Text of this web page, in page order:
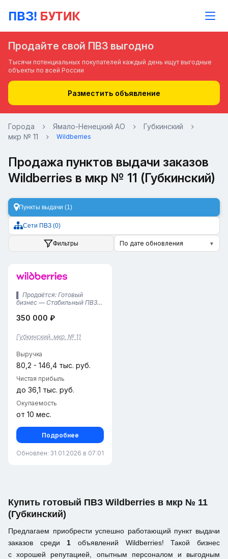
Продайте свой ПВЗ выгодно
Тысячи потенциальных покупателей каждый день ищут выгодные
объекты по всей России
Разместить объявление
Города Ямало-Ненецкий АО
Губкинский
мкр № 11
Wildberries
Продажа пунктов выдачи заказов
Wildberries в мкр № 11 (Губкинский)
Пункты выдачи (1)
Сети ПВЗ (0)
Фильтры По дате обновления ▼
▌ Продаётся: Готовый
бизнес — Стабильный ПВЗ
м²)!Почему это выгодное
временем (работает с
ноября 2024 г.): Пункт
более года....
350 000 ₽
Губкинский, мкр. № 11
Выручка
80,2 - 146,4 тыс. руб.
Чистая прибыль
до 36,1 тыс. руб.
Окупаемость
от 10 мес.
Подробнее
Обновлен: 31.01.2026 в 07:01
Купить готовый ПВЗ Wildberries в мкр № 11
(Губкинский)
Предлагаем приобрести успешно работающий пункт выдачи
заказов среди 1 объявлений Wildberries! Такой бизнес
с хорошей репутацией, опытным персоналом и выгодным